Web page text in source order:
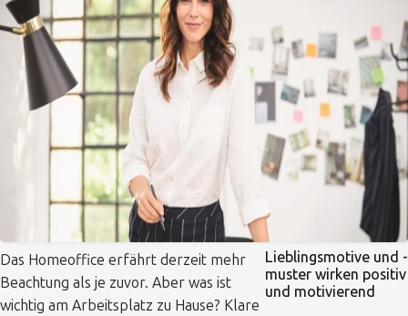
Das Homeoffice erfährt derzeit mehr
Beachtung als je zuvor. Aber was ist
wichtig am Arbeitsplatz zu Hause? Klare
Lieblingsmotive und -
muster wirken positiv
und motivierend